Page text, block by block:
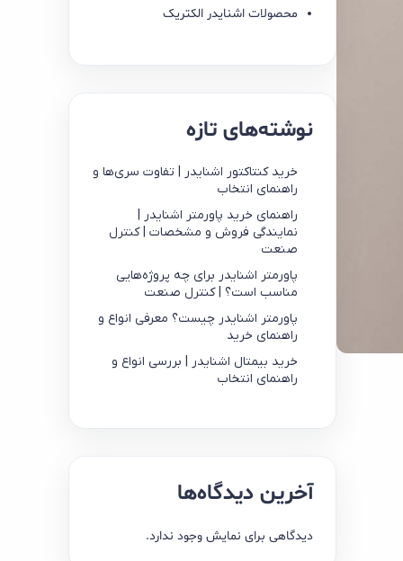
محصولات اشنایدر الکتریک
نوشته‌های تازه
خرید کنتاکتور اشنایدر | تفاوت سری‌ها و
راهنمای انتخاب
راهنمای خرید پاورمتر اشنایدر |
نمایندگی فروش و مشخصات | کنترل
صنعت
پاورمتر اشنایدر برای چه پروژه‌هایی
مناسب است؟ | کنترل صنعت
پاورمتر اشنایدر چیست؟ معرفی انواع و
راهنمای خرید
خرید بیمتال اشنایدر | بررسی انواع و
راهنمای انتخاب
آخرین دیدگاه‌ها
دیدگاهی برای نمایش وجود ندارد.